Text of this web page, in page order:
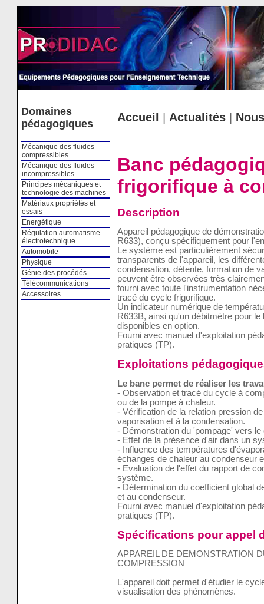
Domaines
pédagogiques
Mécanique des fluides
compressibles
Mécanique des fluides
incompressibles
Principes mécaniques et
technologie des machines
Matériaux propriétés et
essais
Energétique
Régulation automatisme
électrotechnique
Automobile
Physique
Génie des procédés
Télécommunications
Accessoires
Accueil Actualités|
Banc
frigorifique à
Description
Appareil pédagogique de
R633), conçu spécifiquement pour
Le système est particulièrement
transparents de l'appareil, les
condensation, détente, formation de
peuvent être observées très
fourni avec toute l'instrumentation
tracé du cycle frigorifique.
Un indicateur numérique de
R633B, ainsi qu'un débitmètre pour
disponibles en option.
Fourni avec manuel d'exploitation
pratiques (TP).
Exploitations
Le banc permet de réaliser les
- Observation et tracé du cycle à
ou de la pompe à chaleur.
- Vérification de la relation pression
vaporisation et à la condensation.
- Démonstration du 'pompage' vers le
- Effet de la présence d'air dans un
- Influence des températures
échanges de chaleur au condenseur
- Evaluation de l'effet du rapport de
système.
- Détermination du coefficient global
et au condenseur.
Fourni avec manuel d'exploitation
pratiques (TP).
Spécifications pour appel
APPAREIL DE DEMONSTRATION
COMPRESSION
L'appareil doit permet d'étudier le
visualisation des phénomènes.
Cookies management panel